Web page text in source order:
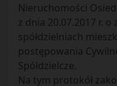
Nieruchomości
z dnia 20.07.2017 r.
spółdzielniach
postępowania
Spółdzielcze.
Na tym protokół